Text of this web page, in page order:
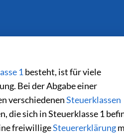
1 besteht, ist für viele
Bei der Abgabe einer
verschiedenenSteuerklassen
die sich in Steuerklasse 1
freiwilligeSteuererklärung